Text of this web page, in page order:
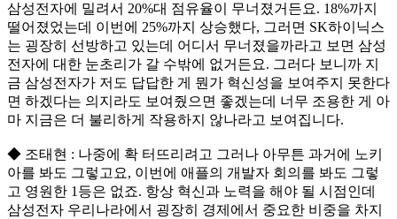
삼성전자에 밀려서 20%대 점유율이 무너졌거든요. 18%까지
떨어졌었는데 이번에 25%까지 상승했다, 그러면 SK하이닉스
는 굉장히 선방하고 있는데 어디서 무너졌을까라고 보면 삼성
전자에 대한 눈초리가 갈 수밖에 없거든요. 그러다 보니까 지
금 삼성전자가 저도 답답한 게 뭔가 혁신성을 보여주지 못한다
면 하겠다는 의지라도 보여줬으면 좋겠는데 너무 조용한 게 아
마 지금은 더 불리하게 작용하지 않나라고 보여집니다.
◆ 조태현 : 나중에 확 터뜨리려고 그러나 아무튼 과거에 노키
아를 봐도 그렇고요, 이번에 애플의 개발자 회의를 봐도 그렇
고 영원한 1등은 없죠. 항상 혁신과 노력을 해야 될 시점인데
삼성전자 우리나라에서 굉장히 경제에서 중요한 비중을 차지